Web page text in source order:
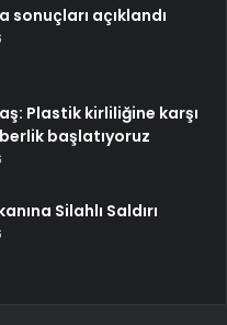
sonuçları açıklandı
Plastik kirliliğine karşı
başlatıyoruz
Silahlı Saldırı